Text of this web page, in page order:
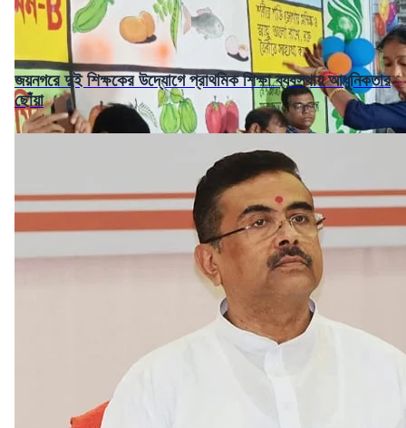
জয়নগরে দুই শিক্ষকের উদ্যোগে প্রাথমিক শিক্ষা ব্যবস্থায় আধুনিকতার
ছোঁয়া